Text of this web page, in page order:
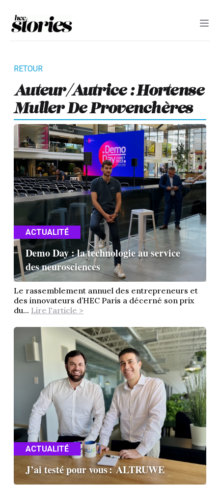
Auteur/autrice : Hortense
Muller De Provenchères
ACTUALITÉ
Demo Day : la technologie au service
des neurosciences
Le rassemblement annuel des entrepreneurs et
des innovateurs d’HEC Paris a décerné son prix
du... Lire l'article >
ACTUALITÉ
J’ai testé pour vous : ALTRUWE